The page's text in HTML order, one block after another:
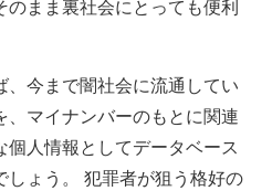
まま裏社会にとっても便利
今まで闇社会に流通してい
マイナンバーのもとに関連
人情報としてデータベース
ょう。 犯罪者が狙う格好の